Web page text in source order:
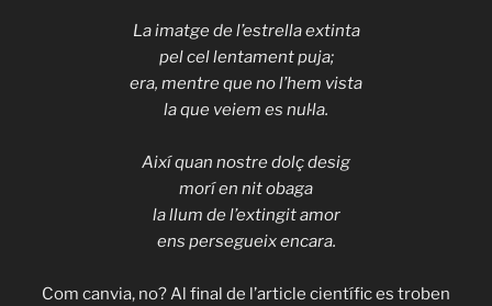
La imatge de l’estrella extinta
pel cel lentament puja;
era, mentre que no l’hem vista
la que veiem es nul·la.
Així quan nostre dolç desig
morí en nit obaga
la llum de l’extingit amor
ens persegueix encara.
Com canvia, no? Al final de l’article científic es troben